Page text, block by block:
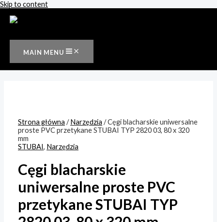
Skip to content
MAIN MENU
Strona główna /Narzędzia / Cęgi blacharskie uniwersalne
proste PVC przetykane STUBAI TYP 2820 03, 80 x 320
mm
STUBAI, Narzędzia
Cęgi blacharskie
uniwersalne proste PVC
przetykane STUBAI TYP